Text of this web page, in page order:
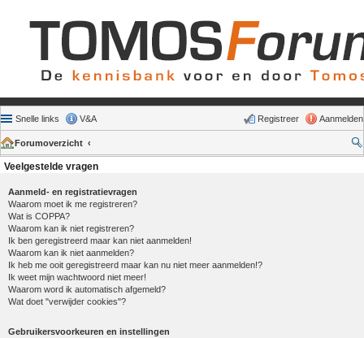
Snelle links V&A Aanmelden
Registreer
Forumoverzicht
Veelgestelde vragen
Aanmeld- en registratievragen
Waarom moet ik me registreren?
Wat is COPPA?
Waarom kan ik niet registreren?
Ik ben geregistreerd maar kan niet aanmelden!
Waarom kan ik niet aanmelden?
Ik heb me ooit geregistreerd maar kan nu niet meer aanmelden!?
Ik weet mijn wachtwoord niet meer!
Waarom word ik automatisch afgemeld?
Wat doet "verwijder cookies"?
Gebruikersvoorkeuren en instellingen